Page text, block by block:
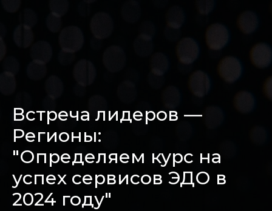
Встреча лидеров —
Регионы:
"Определяем курс на
успех сервисов ЭДО в
2024 году"